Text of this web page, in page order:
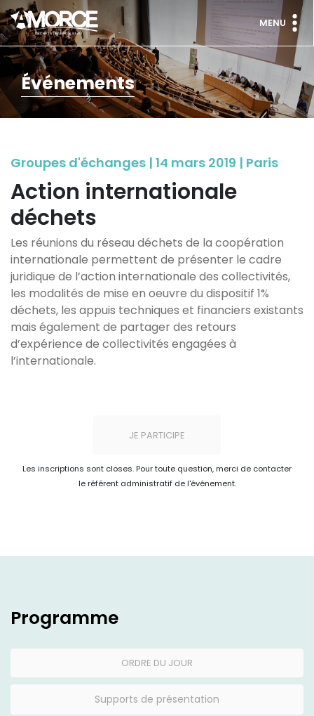
MENU
Événements
Groupes d'échanges | 14 mars 2019 | Paris
Action internationale
déchets
Les réunions du réseau déchets de la coopération
internationale permettent de présenter le cadre
juridique de l’action internationale des collectivités,
les modalités de mise en oeuvre du dispositif 1%
déchets, les appuis techniques et financiers existants
mais également de partager des retours
d’expérience de collectivités engagées à
l’internationale.
JE PARTICIPE
Les inscriptions sont closes. Pour toute question, merci de contacter
le référent administratif de l'événement.
Programme
ORDRE DU JOUR
Supports de présentation